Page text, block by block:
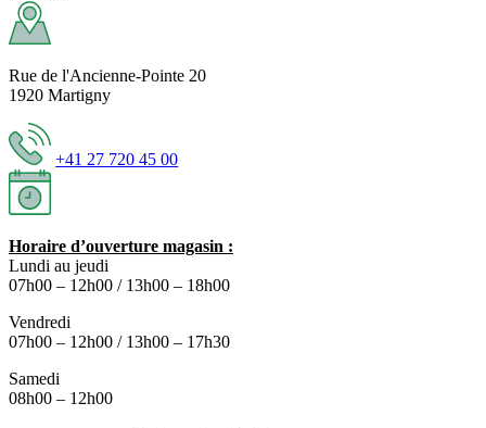
Rue de l'Ancienne-Pointe 20
1920 Martigny
+41 27 720 45 00
Horaire d’ouverture magasin :
Lundi au jeudi
07h00 – 12h00 / 13h00 – 18h00
Vendredi
07h00 – 12h00 / 13h00 – 17h30
Samedi
08h00 – 12h00